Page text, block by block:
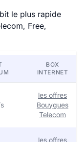
le plus rapide
Free,
BOX
INTERNET
les offres
Bouygues
Telecom
les offres